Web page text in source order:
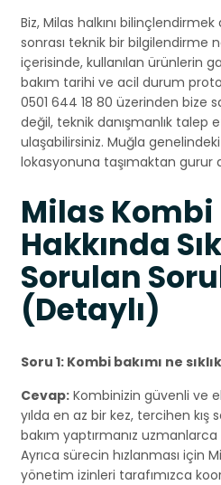
Biz, Milas halkını
sonrası teknik bir bilgilendirme
içerisinde, kullanılan ürünlerin
bakım tarihi ve acil durum
0501 644 18 80 üzerinden bize
değil, teknik danışmanlık talep
ulaşabilirsiniz. Muğla
lokasyonuna taşımaktan gurur
Milas Kombi
Hakkında
Sorulan
(Detaylı)
Soru 1: Kombi bakımı ne
Cevap: Kombinizin güvenli ve
yılda en az bir kez, tercihen
bakım yaptırmanız
Ayrıca sürecin hızlanması için
yönetim izinleri tarafımızca